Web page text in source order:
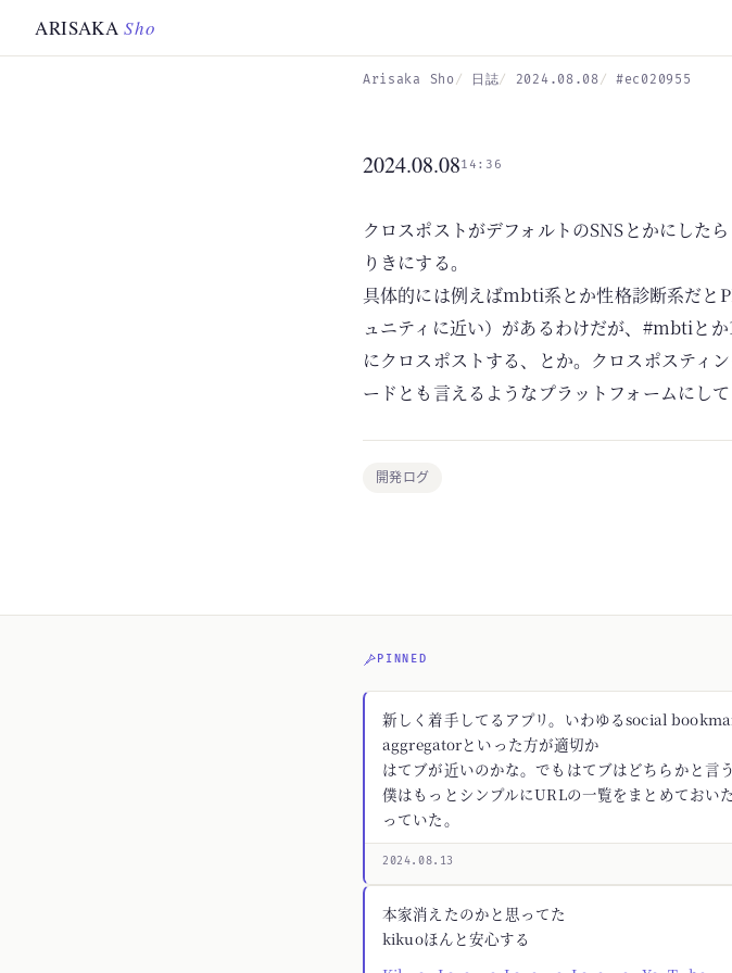
ARISAKASho
Arisaka Sho 日誌 2024.08.08 #ec020955
2024.08.0814:36
クロスポストがデフォルトのSNSとかにした
りきにする。
具体的には例えばmbti系とか性格診断系だ
ュニティに近い）があるわけだが、#mbtiと
にクロスポストする、とか。クロスポスティ
ードとも言えるようなプラットフォームにして
開発ログ
PINNED
新しく着手してるアプリ。いわゆるsocial
aggregatorといった方が適切か
はてブが近いのかな。でもはてブはどちらかと言
僕はもっとシンプルにURLの一覧をまとめておい
っていた。
2024.08.13
本家消えたのかと思ってた
kikuoほんと安心する